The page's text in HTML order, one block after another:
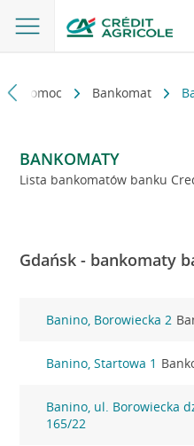
i pomoc Bankomat
BANKOMATY
Lista bankomatów banku
Gdańsk - bankomaty
Banino, Borowiecka 2
Banino, Startowa 1
Banino, ul. Borowiecka
165/22